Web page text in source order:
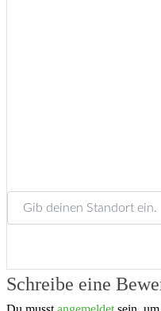
Gib deinen Standort ein.
Schreibe eine